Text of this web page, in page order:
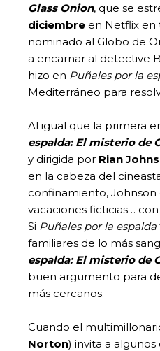
Glass Onion, que se
diciembre en Netflix en
nominado al Globo de
a encarnar al detective
hizo en Puñales por la
Mediterráneo para
Al igual que la primera
espalda: El misterio de
y dirigida por Rian
en la cabeza del
confinamiento,
vacaciones ficticias…
Si Puñales por la espalda
familiares de lo más
espalda: El misterio de
buen argumento para
más cercanos.
Cuando el
Norton) invita a algunos